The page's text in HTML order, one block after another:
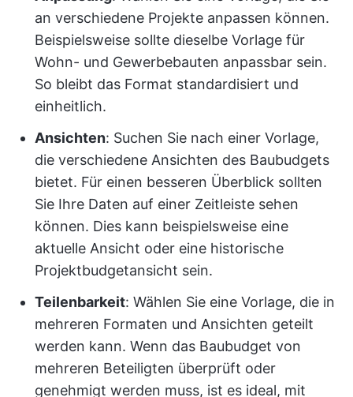
an verschiedene Projekte anpassen können.
Beispielsweise sollte dieselbe Vorlage für
Wohn- und Gewerbebauten anpassbar sein.
So bleibt das Format standardisiert und
einheitlich.
Ansichten: Suchen Sie nach einer Vorlage,
die verschiedene Ansichten des Baubudgets
bietet. Für einen besseren Überblick sollten
Sie Ihre Daten auf einer Zeitleiste sehen
können. Dies kann beispielsweise eine
aktuelle Ansicht oder eine historische
Projektbudgetansicht sein.
Teilenbarkeit: Wählen Sie eine Vorlage, die in
mehreren Formaten und Ansichten geteilt
werden kann. Wenn das Baubudget von
mehreren Beteiligten überprüft oder
genehmigt werden muss, ist es ideal, mit